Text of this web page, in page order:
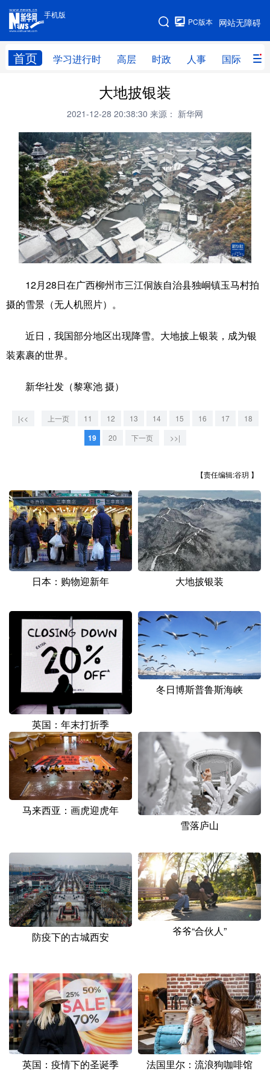
手机版
网站无障碍
PC版本
首页 学习进行时 高层 时政 人事 国际 财
手机版
网站地图
高层 时政
财经 网评
台湾 思客智库 全球连线 教育
科技 科创 量子 体育
文化 书画 健康 军事
访谈 视频 图片 政务
法律 中央文件 金融 汽车
学术中国 乡村振兴 银龄 溯源中国
彩票 娱乐 时尚 悦读
文化产业
辽宁 吉林 上海 江苏
浙江 安徽 福建 江西
山东 河南 湖北 湖南
广东 广西 海南 重庆
陕西 甘肃 青海 宁夏
新疆 内蒙古 黑龙江
多语种频道
English Español
Русский язык 日本語 한국어
Deutsch Português
大地披银装
2021-12-28 20:38:30 来源： 新华网
12月28日在广西柳州市三江侗族自治县独峒镇玉马村拍
摄的雪景（无人机照片）。
近日，我国部分地区出现降雪。大地披上银装，成为银
装素裹的世界。
新华社发（黎寒池 摄）
|<< 上一页 11 12 13 14 15 16 17 18
19 20 下一页 >>|
【责任编辑:谷玥 】
日本：购物迎新年 大地披银装
英国：年末打折季
冬日博斯普鲁斯海峡
马来西亚：画虎迎虎年
雪落庐山
防疫下的古城西安 爷爷“合伙人”
英国：疫情下的圣诞季 法国里尔：流浪狗咖啡馆